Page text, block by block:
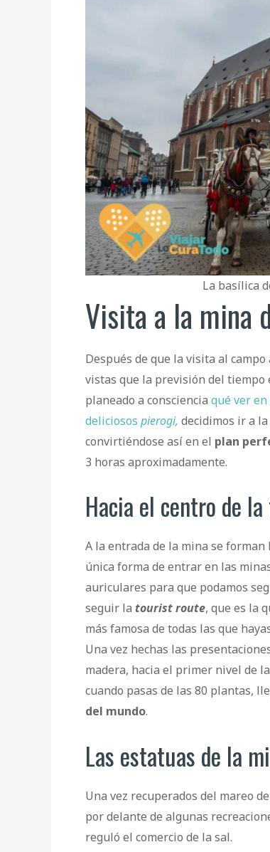
La basílica
Visita a la mina
Después de que la visita al
vistas que la previsión del tiempo
planeado a consciencia qué ver en
deliciosos pierogi, decidimos ir a
convirtiéndose así en el plan
3 horas aproximadamente.
Hacia el centro de
A la entrada de la mina se forman
única forma de entrar en las
auriculares para que podamos
seguir la tourist route, que es la
más famosa de todas las que
Una vez hechas las
madera, hacia el primer nivel de
cuando pasas de las 80 plantas,
del mundo.
Las estatuas de la
Una vez recuperados del mareo
por delante de algunas
reguló el comercio de la sal.